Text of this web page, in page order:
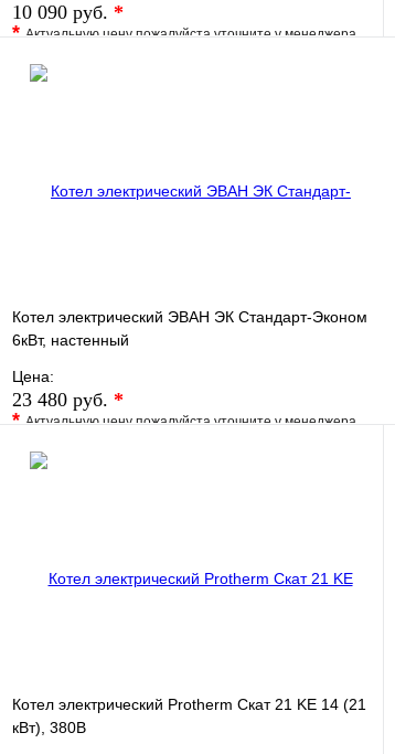
10 090 руб. *
*Актуальную цену пожалуйста уточните у менеджера
В избранное
Котел электрический ЭВАН ЭК Стандарт-Эконом
6кВт, настенный
Цена:
23 480 руб. *
*Актуальную цену пожалуйста уточните у менеджера
В избранное
Котел электрический Protherm Скат 21 KE 14 (21
кВт), 380В